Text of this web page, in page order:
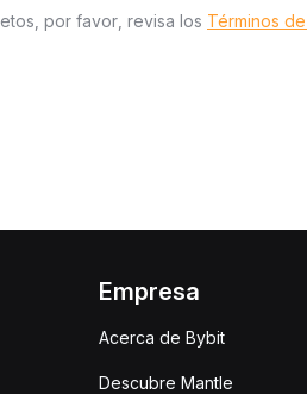
por favor, revisa los Términos
Empresa
Acerca de Bybit
Descubre Mantle